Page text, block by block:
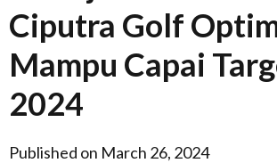
Ciputra Golf
Mampu Capai
2024
Published on March 26, 2024